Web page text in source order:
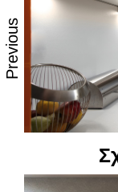
Στιβαροί και
τριβή,
Ανθεκτικοί
το νερό
Επιφάνεια
κατάλληλη για
Ανθεκτικοί
Δυνατότητα
Previous